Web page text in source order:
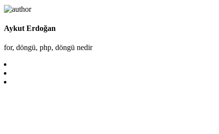
Aykut Erdoğan
for, döngü, php, döngü nedir